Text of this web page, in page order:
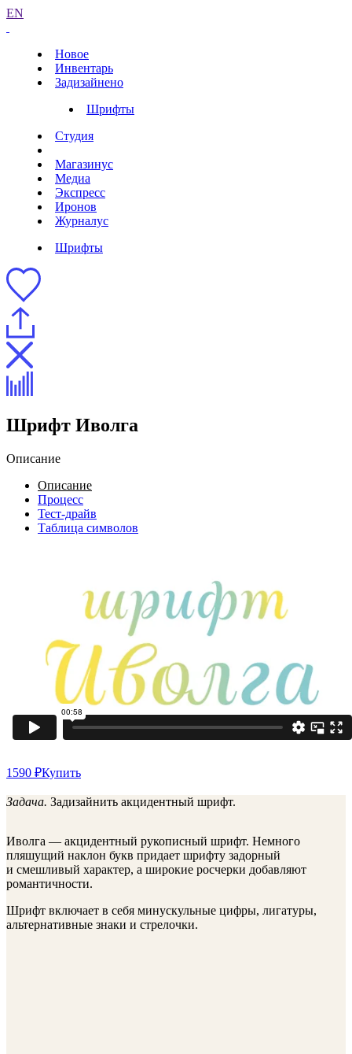
EN
Новое
Инвентарь
Задизайнено
Шрифты
Студия
Магазинус
Медиа
Экспресс
Иронов
Журналус
Шрифты
Шрифт Иволга
Описание
Описание
Процесс
Тест-драйв
Таблица символов
1590 ₽Купить
Задача. Задизайнить акцидентный шрифт.
Иволга — акцидентный рукописный шрифт. Немного
пляшущий наклон букв придает шрифту задорный
и смешливый характер, а широкие росчерки добавляют
романтичности.
Шрифт включает в себя минускульные цифры, лигатуры,
альтернативные знаки и стрелочки.